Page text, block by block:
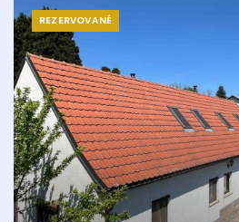
REZERVOVANÉ